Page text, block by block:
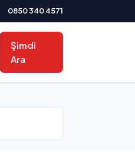
0850 340 4571
Şimdi
Ara